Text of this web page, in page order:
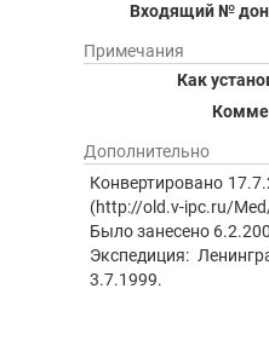
Входящий №
Примечания
Как
Дополнительно
Конвертировано
(http://old.v-ipc.ru/
Было занесено
Экспедиция:
3.7.1999.